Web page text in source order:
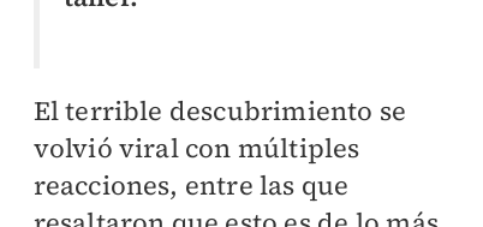
El terrible descubrimiento se
volvió viral con múltiples
reacciones, entre las que